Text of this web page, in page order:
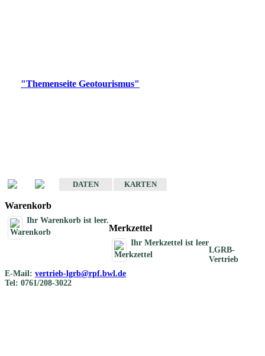
"Themenseite Geotourismus"
DATEN
KARTEN
Warenkorb
Ihr Warenkorb ist leer.
Merkzettel
Ihr Merkzettel ist leer
LGRB-
Vertrieb
E-Mail: vertrieb-lgrb@rpf.bwl.de
Tel: 0761/208-3022